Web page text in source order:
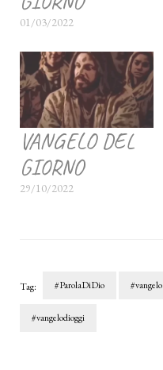
01/03/2022
VANGELO DEL
GIORNO
29/10/2022
Tag: #ParolaDiDio #vangelo
#vangelodioggi